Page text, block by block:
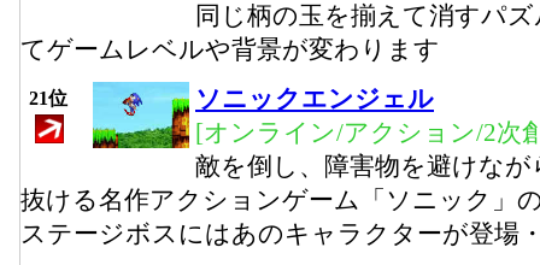
同じ柄の玉を揃えて消すパ
てゲームレベルや背景が変わります
21位
ソニックエンジェル
[オンライン/アクション/2次
敵を倒し、障害物を避けな
抜ける名作アクションゲーム「ソニック」
ステージボスにはあのキャラクターが登場